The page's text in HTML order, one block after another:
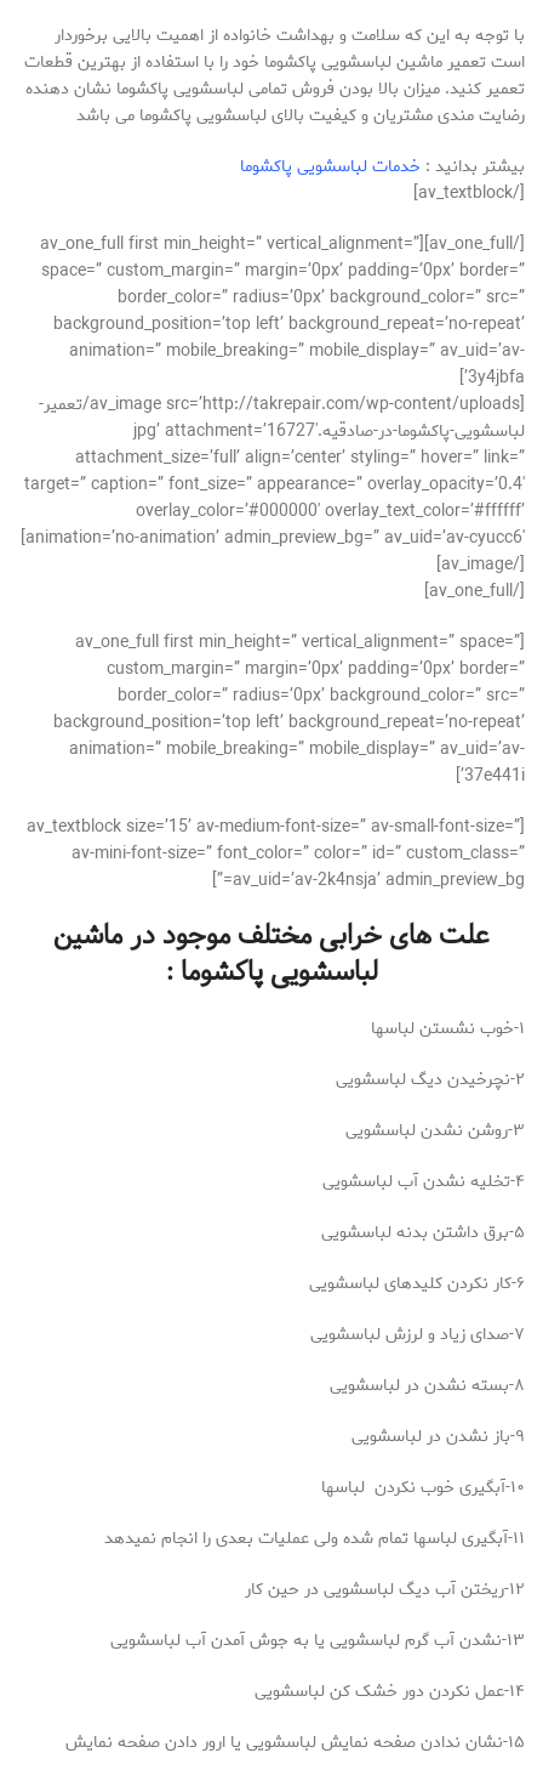
با توجه به این که سلامت و بهداشت خانواده از اهمیت بالایی برخوردار
است تعمیر ماشین لباسشویی پاکشوما خود را با استفاده از بهترین قطعات
تعمیر کنید. میزان بالا بودن فروش تمامی لباسشویی پاکشوما نشان دهنده
رضایت مندی مشتریان و کیفیت بالای لباسشویی پاکشوما می باشد
بیشتر بدانید : خدمات لباسشویی پاکشوما
[/av_textblock]
[/av_one_full][av_one_full first min_height=” vertical_alignment=”
space=” custom_margin=” margin=’0px’ padding=’0px’ border=”
border_color=” radius=’0px’ background_color=” src=”
background_position=’top left’ background_repeat=’no-repeat’
animation=” mobile_breaking=” mobile_display=” av_uid=’av-
3y4jbfa’]
[av_image src=’http://takrepair.com/wp-content/uploads/تعمیر-
لباسشویی-پاکشوما-در-صادقیه.jpg’ attachment=’16727′
attachment_size=’full’ align=’center’ styling=” hover=” link=”
target=” caption=” font_size=” appearance=” overlay_opacity=’0.4′
overlay_color=’#000000′ overlay_text_color=’#ffffff’
animation=’no-animation’ admin_preview_bg=” av_uid=’av-cyucc6′]
[/av_image]
[/av_one_full]
[av_one_full first min_height=” vertical_alignment=” space=”
custom_margin=” margin=’0px’ padding=’0px’ border=”
border_color=” radius=’0px’ background_color=” src=”
background_position=’top left’ background_repeat=’no-repeat’
animation=” mobile_breaking=” mobile_display=” av_uid=’av-
37e441i’]
[av_textblock size=’15’ av-medium-font-size=” av-small-font-size=”
av-mini-font-size=” font_color=” color=” id=” custom_class=”
av_uid=’av-2k4nsja’ admin_preview_bg=”]
علت های خرابی مختلف موجود در ماشین
لباسشویی پاکشوما :
۱-خوب نشستن لباسها
۲-نچرخیدن دیگ لباسشویی
۳-روشن نشدن لباسشویی
۴-تخلیه نشدن آب لباسشویی
۵-برق داشتن بدنه لباسشویی
۶-کار نکردن کلیدهای لباسشویی
۷-صدای زیاد و لرزش لباسشویی
۸-بسته نشدن در لباسشویی
۹-باز نشدن در لباسشویی
۱۰-آبگیری خوب نکردن لباسها
۱۱-آبگیری لباسها تمام شده ولی عملیات بعدی را انجام نمیدهد
۱۲-ریختن آب دیگ لباسشویی در حین کار
۱۳-نشدن آب گرم لباسشویی یا به جوش آمدن آب لباسشویی
۱۴-عمل نکردن دور خشک کن لباسشویی
۱۵-نشان ندادن صفحه نمایش لباسشویی یا ارور دادن صفحه نمایش